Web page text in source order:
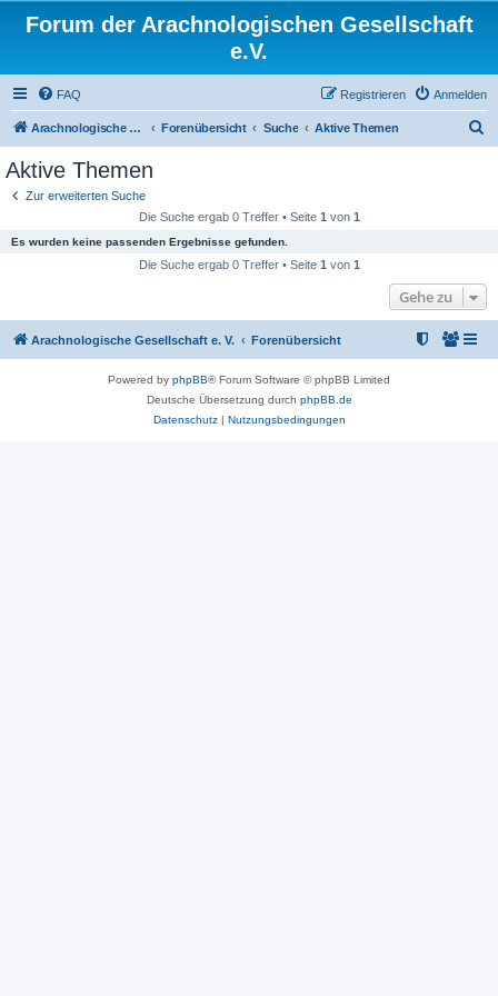
Forum der Arachnologischen Gesellschaft
e.V.
FAQ Anmelden
Registrieren
Arachnologische Gesellschaft e. V. Forenübersicht Suche Aktive Themen
Aktive Themen
Zur erweiterten Suche
Die Suche ergab 0 Treffer • Seite 1 von 1
Es wurden keine passenden Ergebnisse gefunden.
Die Suche ergab 0 Treffer • Seite 1 von 1
Gehe zu
Arachnologische Gesellschaft e. V. Forenübersicht
Powered by phpBB® Forum Software © phpBB Limited
Deutsche Übersetzung durch phpBB.de
Datenschutz| Nutzungsbedingungen